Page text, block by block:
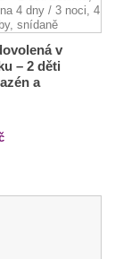
v
– 2 děti
a